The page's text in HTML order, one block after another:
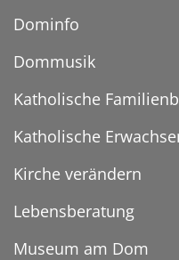
Dominfo
Dommusik
Katholische
Katholische
Kirche verändern
Lebensberatung
Museum am Dom